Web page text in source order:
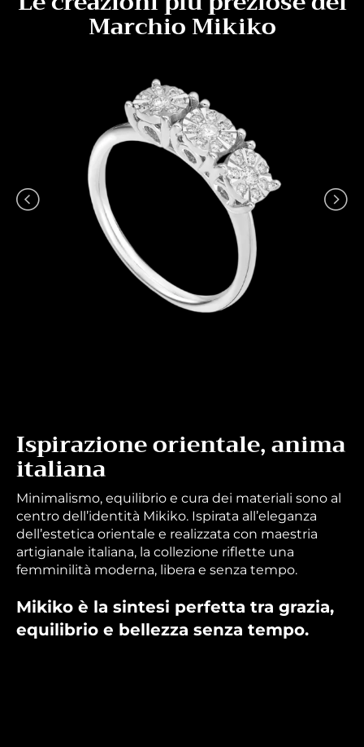
Marchio Mikiko
Ispirazione orientale, anima
italiana
Minimalismo, equilibrio e cura dei materiali sono al
centro dell’identità Mikiko. Ispirata all’eleganza
dell’estetica orientale e realizzata con maestria
artigianale italiana, la collezione riflette una
femminilità moderna, libera e senza tempo.
Mikiko è la sintesi perfetta tra grazia,
equilibrio e bellezza senza tempo.